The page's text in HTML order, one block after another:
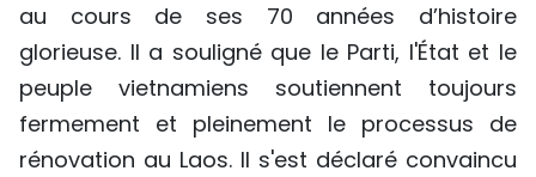
au cours de ses 70 années d’histoire
glorieuse. Il a souligné que le Parti, l'État et le
peuple vietnamiens soutiennent toujours
fermement et pleinement le processus de
rénovation au Laos. Il s'est déclaré convaincu